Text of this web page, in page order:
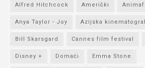
Alfred Hitchcock Američki
Anya Taylor - Joy Azijska
Bill Skarsgard Cannes film festival
Disney + Domaći Emma Stone